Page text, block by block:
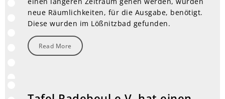
neue Räumlichkeiten, für die Ausgabe, benötigt.
Diese wurden im Lößnitzbad gefunden.
Read More